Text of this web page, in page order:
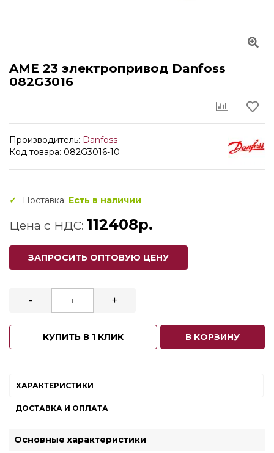
AME 23 электропривод Danfoss
082G3016
Производитель: Danfoss
Код товара: 082G3016-10
Поставка: Есть в наличии
Цена с НДС: 112408р.
ЗАПРОСИТЬ ОПТОВУЮ ЦЕНУ
- +
КУПИТЬ В 1 КЛИК В КОРЗИНУ
ХАРАКТЕРИСТИКИ
ДОСТАВКА И ОПЛАТА
Основные характеристики